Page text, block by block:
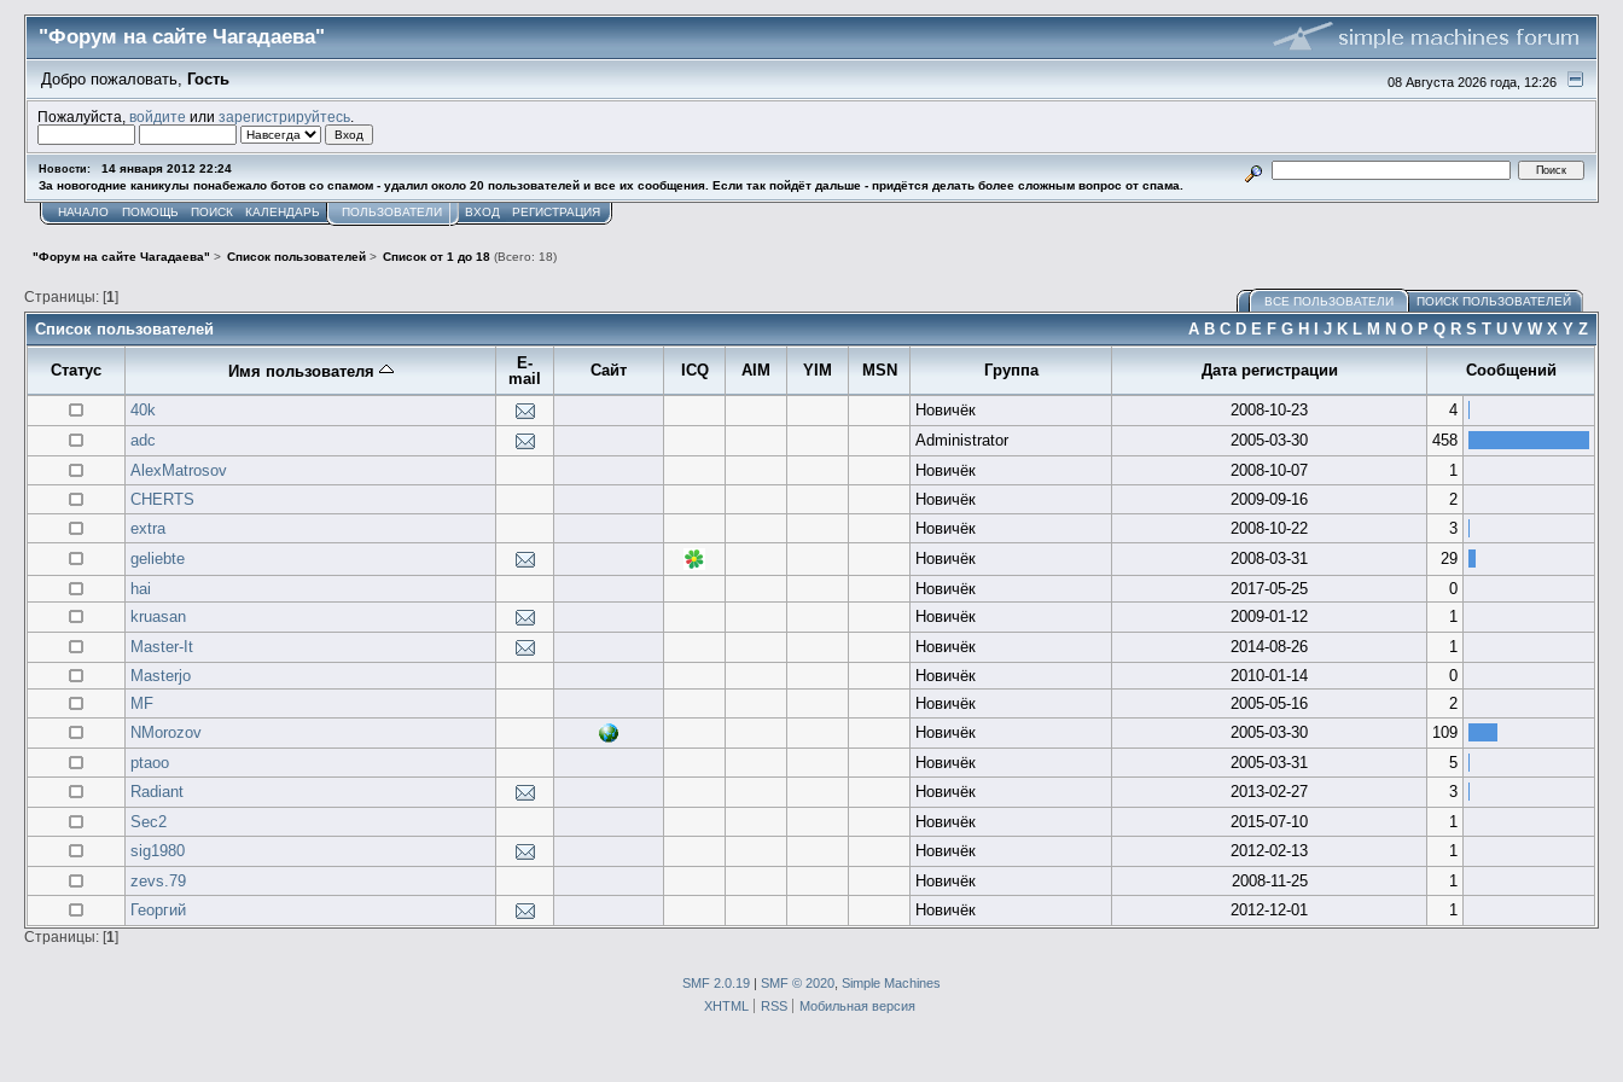
"Форум на сайте Чагадаева"
08 Августа 2026 года, 12:26
Добро пожаловать, Гость
Пожалуйста,войдите илизарегистрируйтесь
Новости:
14 января 2012 22:24
За новогодние каникулы понабежало ботов со спамом - удалил около 20 пользователей и все их сообщения. Если так пойдёт дальше - придётся делать более сложным вопрос от спама.
НАЧАЛО ПОМОЩЬ ПОИСК КАЛЕНДАРЬ ПОЛЬЗОВАТЕЛИ ВХОД РЕГИСТРАЦИЯ
"Форум на сайте Чагадаева" > Список пользователей> Список от 1 до 18(Всего: 18)
Страницы: [1] ВСЕ ПОЛЬЗОВАТЕЛИ ПОИСК ПОЛЬЗОВАТЕЛЕЙ
Список пользователей A B C D E F G H I J K L M N O P Q R S T U V W X Y Z
Статус Имя пользователя
E-
mail
Сайт ICQ AIM YIM MSN Группа Дата регистрации Сообщений
40k Новичёк 2008-10-23
4
adc
Administrator 2005-03-30
458
AlexMatrosov
Новичёк 2008-10-07
1
CHERTS
Новичёк 2009-09-16
2
extra
Новичёк 2008-10-22
3
geliebte
Новичёк 2008-03-31
29
hai
Новичёк 2017-05-25
0
kruasan
Новичёк 2009-01-12
1
Master-It
Новичёк 2014-08-26
1
Masterjo
Новичёк 2010-01-14
0
MF
Новичёк 2005-05-16
2
NMorozov
Новичёк 2005-03-30
109
ptaoo
Новичёк 2005-03-31
5
Radiant
Новичёк 2013-02-27
3
Sec2
Новичёк 2015-07-10
1
sig1980
Новичёк 2012-02-13
1
zevs.79
Новичёк 2008-11-25
1
Георгий
Новичёк 2012-12-01 1
Страницы: [1]
SMF 2.0.19| SMF © 2020, Simple Machines
XHTML
RSS Мобильная версия